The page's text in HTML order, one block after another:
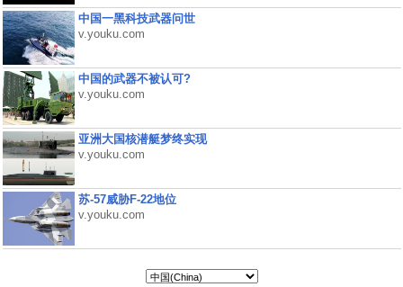
中国一黑科技武器问世
v.youku.com
中国的武器不被认可?
v.youku.com
亚洲大国核潜艇梦终实现
v.youku.com
苏-57威胁F-22地位
v.youku.com